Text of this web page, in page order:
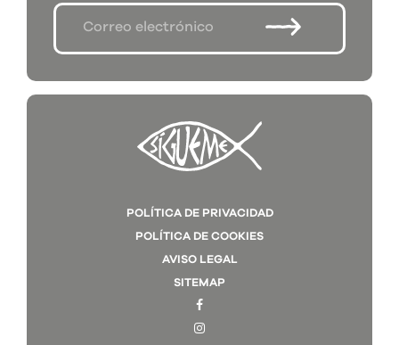
POLÍTICA DE PRIVACIDAD
POLÍTICA DE COOKIES
AVISO LEGAL
SITEMAP